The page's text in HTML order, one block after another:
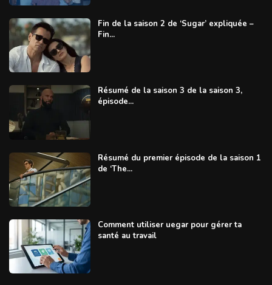
Fin de la saison 2 de ‘Sugar’ expliquée –
Fin...
Résumé de la saison 3 de la saison 3,
épisode...
Résumé du premier épisode de la saison 1
de ‘The...
Comment utiliser uegar pour gérer ta
santé au travail